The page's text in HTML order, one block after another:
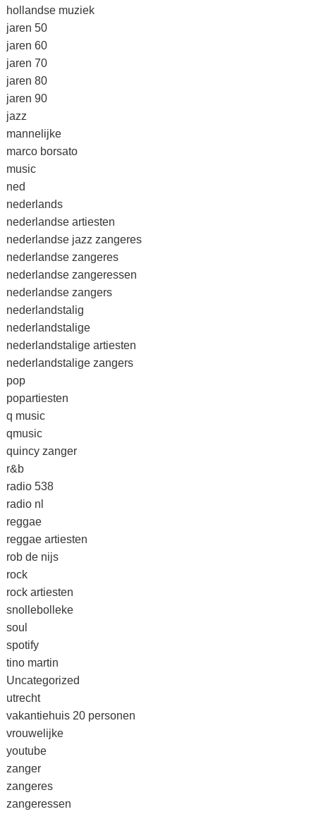
hollandse muziek
jaren 50
jaren 60
jaren 70
jaren 80
jaren 90
jazz
mannelijke
marco borsato
music
ned
nederlands
nederlandse artiesten
nederlandse jazz zangeres
nederlandse zangeres
nederlandse zangeressen
nederlandse zangers
nederlandstalig
nederlandstalige
nederlandstalige artiesten
nederlandstalige zangers
pop
popartiesten
q music
qmusic
quincy zanger
r&b
radio 538
radio nl
reggae
reggae artiesten
rob de nijs
rock
rock artiesten
snollebolleke
soul
spotify
tino martin
Uncategorized
utrecht
vakantiehuis 20 personen
vrouwelijke
youtube
zanger
zangeres
zangeressen